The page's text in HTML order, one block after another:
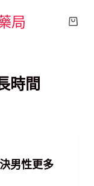
局
時間
男性更多